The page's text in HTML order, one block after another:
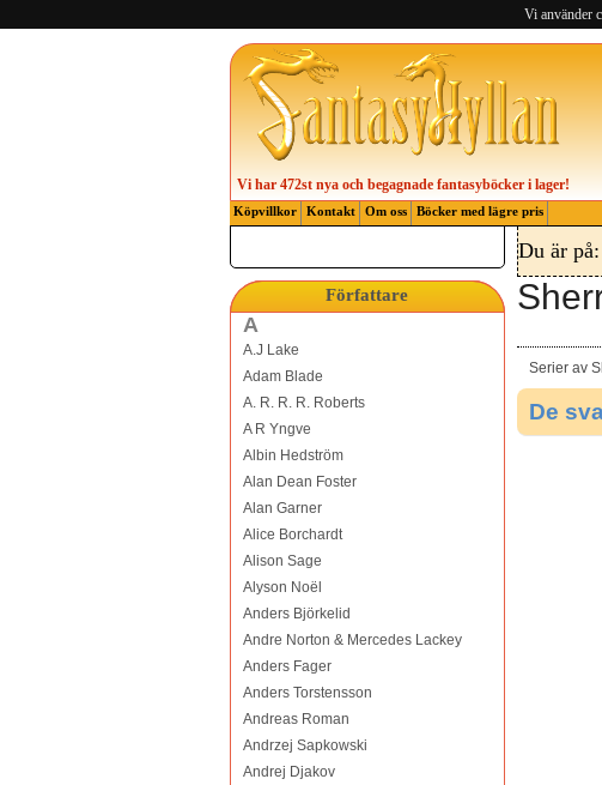
Vi använder
Vi har 472st nya och begagnade fantasyböcker i lager!
Köpvillkor Kontakt Om oss Böcker med lägre pris
Författare
A
A.J Lake
Adam Blade
A. R. R. R. Roberts
A R Yngve
Albin Hedström
Alan Dean Foster
Alan Garner
Alice Borchardt
Alison Sage
Alyson Noël
Anders Björkelid
Andre Norton & Mercedes Lackey
Anders Fager
Anders Torstensson
Andreas Roman
Andrzej Sapkowski
Andrej Djakov
Du är på:
Serier av
De